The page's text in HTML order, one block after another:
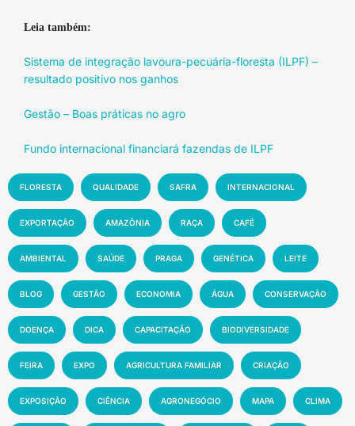
Leia também:
Sistema de integração lavoura-pecuária-floresta (ILPF) –
resultado positivo nos ganhos
Gestão – Boas práticas no agro
Fundo internacional financiará fazendas de ILPF
FLORESTA QUALIDADE SAFRA INTERNACIONAL
EXPORTAÇÃO AMAZÔNIA RAÇA CAFÉ
AMBIENTAL SAÚDE PRAGA GENÉTICA LEITE
BLOG GESTÃO ECONOMIA ÁGUA CONSERVAÇÃO
DOENÇA DICA CAPACITAÇÃO BIODIVERSIDADE
FEIRA EXPO AGRICULTURA FAMILIAR CRIAÇÃO
EXPOSIÇÃO CIÊNCIA AGRONEGÓCIO MAPA CLIMA